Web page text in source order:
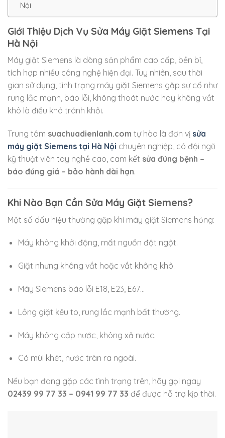
Nội
Giới Thiệu Dịch Vụ Sửa Máy Giặt Siemens Tại
Hà Nội
Máy giặt Siemens là dòng sản phẩm cao cấp, bền bỉ,
tích hợp nhiều công nghệ hiện đại. Tuy nhiên, sau thời
gian sử dụng, tình trạng máy giặt Siemens gặp sự cố như
rung lắc mạnh, báo lỗi, không thoát nước hay không vắt
khô là điều khó tránh khỏi.
Trung tâm suachuadienlanh.com tự hào là đơn vị sửa
máy giặt Siemens tại Hà Nội chuyên nghiệp, có đội ngũ
kỹ thuật viên tay nghề cao, cam kết sửa đúng bệnh –
báo đúng giá – bảo hành dài hạn.
Khi Nào Bạn Cần Sửa Máy Giặt Siemens?
Một số dấu hiệu thường gặp khi máy giặt Siemens hỏng:
Máy không khởi động, mất nguồn đột ngột.
Giặt nhưng không vắt hoặc vắt không khô.
Máy Siemens báo lỗi E18, E23, E67…
Lồng giặt kêu to, rung lắc mạnh bất thường.
Máy không cấp nước, không xả nước.
Có mùi khét, nước tràn ra ngoài.
Nếu bạn đang gặp các tình trạng trên, hãy gọi ngay
02439 99 77 33 – 0941 99 77 33 để được hỗ trợ kịp thời.